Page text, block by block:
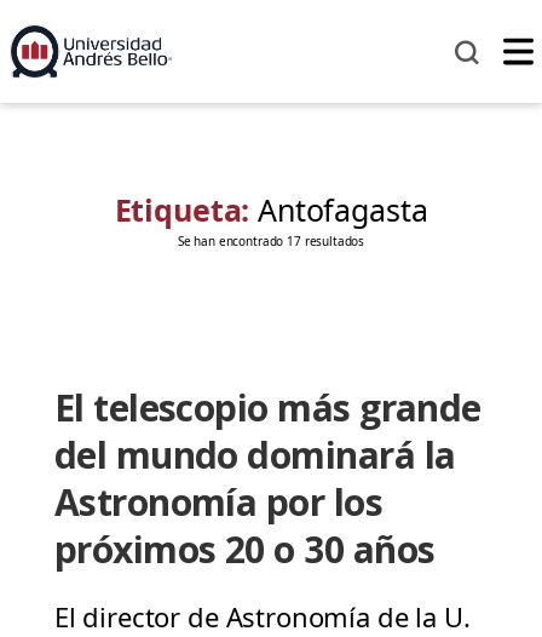
Etiqueta:Antofagasta
Se han encontrado 17 resultados
El telescopio más grande
del mundo dominará la
Astronomía por los
próximos 20 o 30 años
El director de Astronomía de la U.